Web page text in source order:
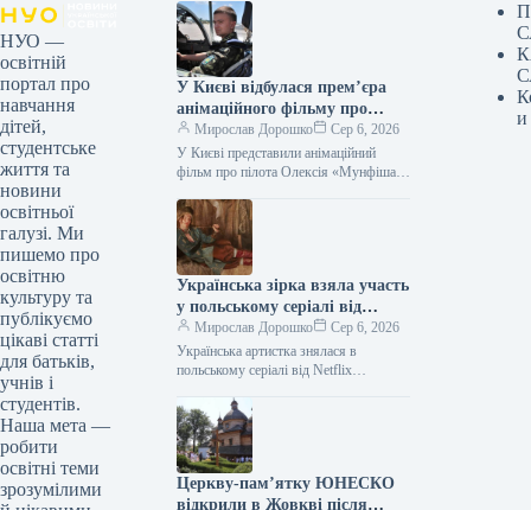
НУО —
освітній
портал про
навчання
дітей,
студентське
життя та
новини
освітньої
галузі. Ми
пишемо про
освітню
культуру та
публікуємо
цікаві статті
для батьків,
учнів і
студентів.
Наша мета —
робити
освітні теми
зрозумілими
У Києві відбулася прем’єра
анімаційного фільму про
пілота Олексія «Мунфіша»
Меся.
Мирослав Дорошко
Сер 6, 2026
У Києві представили анімаційний
фільм про пілота Олексія «Мунфіша»
Укрінформ У Музеї війни відбулася
прем’єра першої…
Українська зірка взяла участь
у польському серіалі від
Netflix
Мирослав Дорошко
Сер 6, 2026
Українська артистка знялася в
польському серіалі від Netflix
Українська артистка Оксана
Черкашина, відома за роботами у
стрічках…
Церкву-пам’ятку ЮНЕСКО
відкрили в Жовкві після
и